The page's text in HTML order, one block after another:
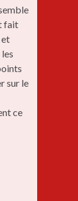
fait
et
sur le
ce